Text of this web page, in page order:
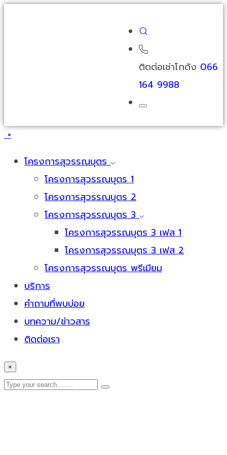
ติดต่อเช่าโกดัง 066
164 9988
×
โครงการสุวรรณบุตร
โครงการสุวรรณบุตร 1
โครงการสุวรรณบุตร 2
โครงการสุวรรณบุตร 3
โครงการสุวรรณบุตร 3 เฟส 1
โครงการสุวรรณบุตร 3 เฟส 2
โครงการสุวรรณบุตร พรีเมียม
บริการ
คำถามที่พบบ่อย
บทความ/ข่าวสาร
ติดต่อเรา
×